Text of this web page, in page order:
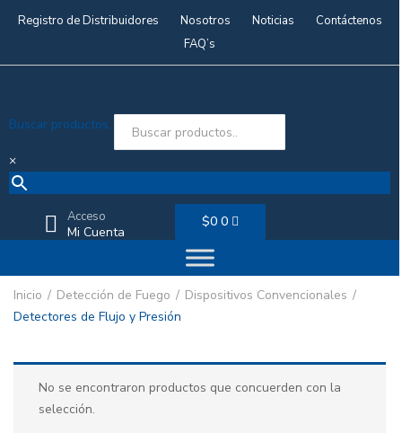
Registro de Distribuidores Nosotros Noticias
Contáctenos
FAQ’s
Buscar productos..
×
Acceso
Mi Cuenta
$0 0
Inicio Detección de Fuego
Dispositivos Convencionales
Detectores de Flujo y Presión
No se encontraron productos que concuerden con la
selección.